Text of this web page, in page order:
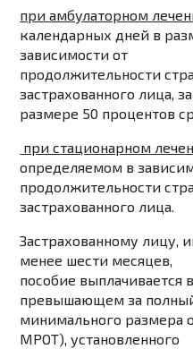
при амбулаторном
календарных дней в
зависимости от
продолжительности
застрахованного лица,
размере 50 процентов
при стационарном
определяемом в
продолжительности
застрахованного лица.
Застрахованному
менее шести месяцев,
пособие выплачивается
превышающем за
минимального размера
МРОТ), установленного